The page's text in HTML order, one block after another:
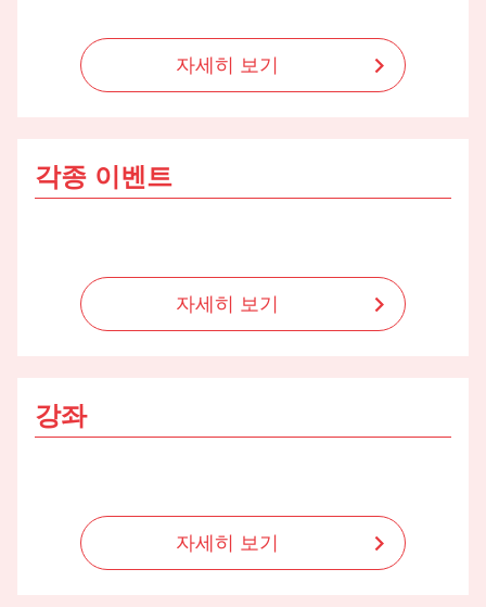
자세히 보기
각종 이벤트
자세히 보기
강좌
자세히 보기